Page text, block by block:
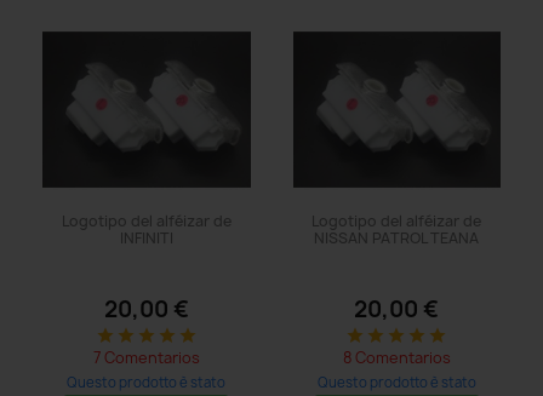
Logotipo del alféizar de
INFINITI
20,00 €
star star star star star
7 Comentarios
Questo prodotto è stato
Logotipo del alféizar de
NISSAN PATROL TEANA
20,00 €
star star star star star
8 Comentarios
Questo prodotto è stato